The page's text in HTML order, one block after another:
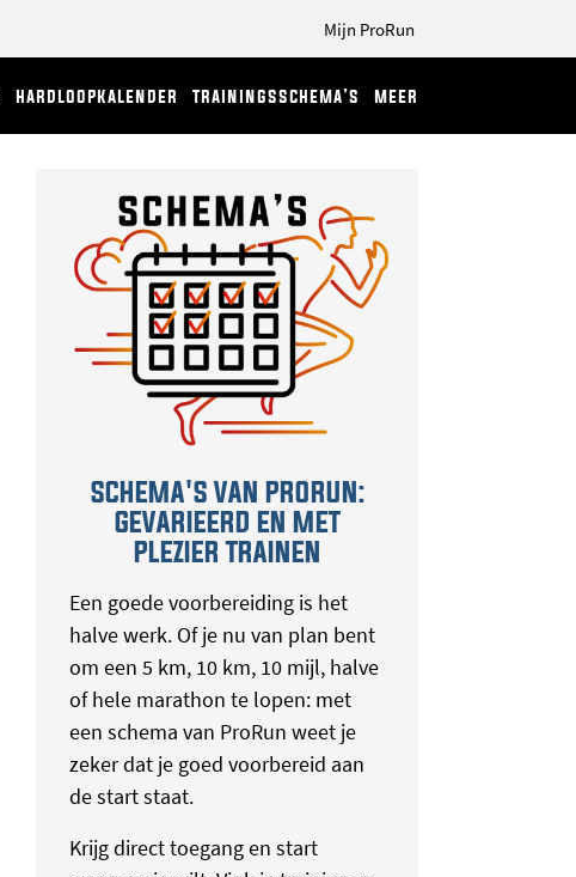
Mijn ProRun
hardloopkalender trainingsschema’s meer
SCHEMA'S VAN PRORUN:
GEVARIEERD EN MET
PLEZIER TRAINEN
Een goede voorbereiding is het
halve werk. Of je nu van plan bent
om een 5 km, 10 km, 10 mijl, halve
of hele marathon te lopen: met
een schema van ProRun weet je
zeker dat je goed voorbereid aan
de start staat.
Krijg direct toegang en start